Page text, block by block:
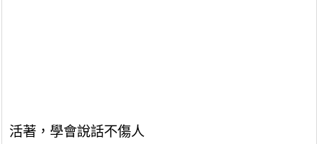
活著，學會說話不傷人